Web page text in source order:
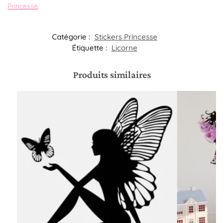
Princesse
Catégorie : Stickers Princesse
Étiquette : Licorne
Produits similaires